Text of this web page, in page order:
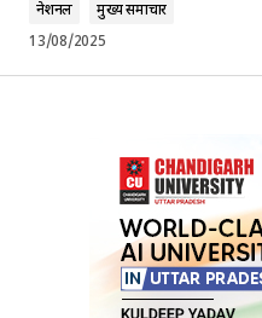
Your E-mail*
Submit Comment
नेशनल
मुख्य समाचार
13/08/2025